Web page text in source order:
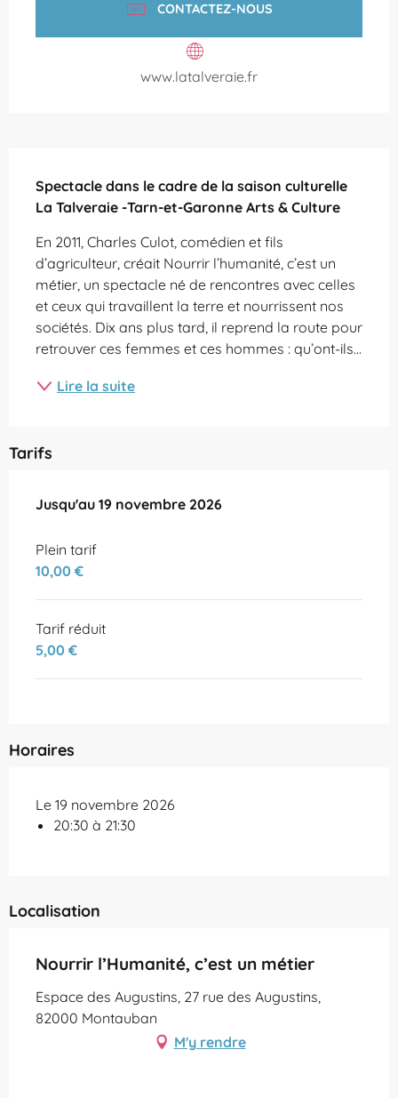
CONTACTEZ-NOUS
www.latalveraie.fr
Spectacle dans le cadre de la saison culturelle
La Talveraie -Tarn-et-Garonne Arts & Culture
En 2011, Charles Culot, comédien et fils
d’agriculteur, créait Nourrir l’humanité, c’est un
métier, un spectacle né de rencontres avec celles
et ceux qui travaillent la terre et nourrissent nos
sociétés. Dix ans plus tard, il reprend la route pour
retrouver ces femmes et ces hommes : qu’ont-ils...
Lire la suite
Tarifs
Du7 juillet 2026au19 novembre 2026
Jusqu'au 19 novembre 2026
Plein tarif
10,00 €
Tarif réduit
5,00 €
Horaires
Le 19 novembre 2026
20:30 à 21:30
Localisation
Nourrir l’Humanité, c’est un métier
Espace des Augustins, 27 rue des Augustins,
82000 Montauban
M'y rendre